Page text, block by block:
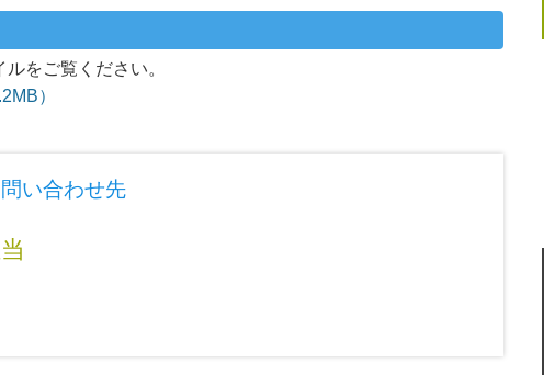
をご覧ください。
）
い合わせ先